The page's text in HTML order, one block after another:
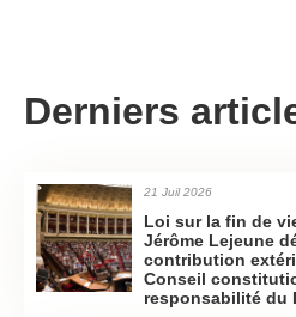
Derniers
21 Juil 2026
Loi sur la fin de
Jérôme Lejeune
contribution
Conseil
responsabilité du